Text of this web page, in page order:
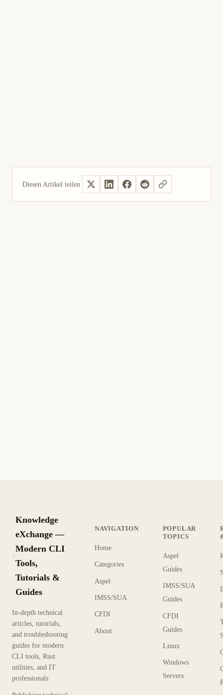
Diesen Artikel teilen
Knowledge
eXchange —
Modern CLI
Tools,
Tutorials &
Guides
In-depth technical
articles, tutorials,
and troubleshooting
guides for modern
CLI tools, Rust
utilities, and IT
professionals
NAVIGATION
Home
Categories
Aspel
IMSS/SUA
CFDI
About
POPULAR
TOPICS
Aspel
Guides
IMSS/SUA
Guides
CFDI
Guides
Linux
Windows
Servers